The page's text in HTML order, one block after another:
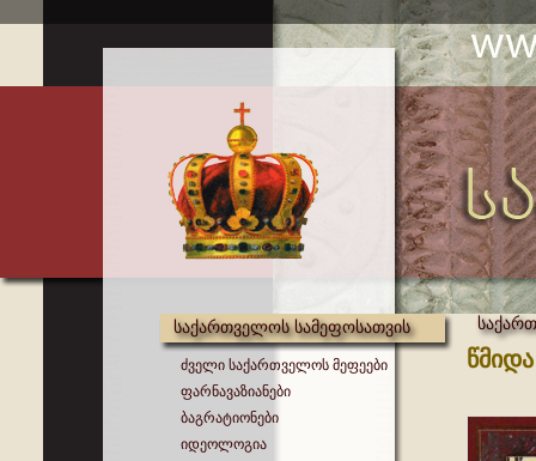
საქართველოს სამეფოსათვის
ძველი საქართველოს მეფეები
ფარნავაზიანები
ბაგრატიონები
იდეოლოგია